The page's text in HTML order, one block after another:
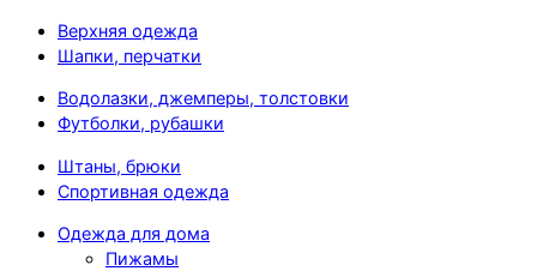
Верхняя одежда
Шапки, перчатки
Водолазки, джемперы, толстовки
Футболки, рубашки
Штаны, брюки
Спортивная одежда
Одежда для дома
Пижамы